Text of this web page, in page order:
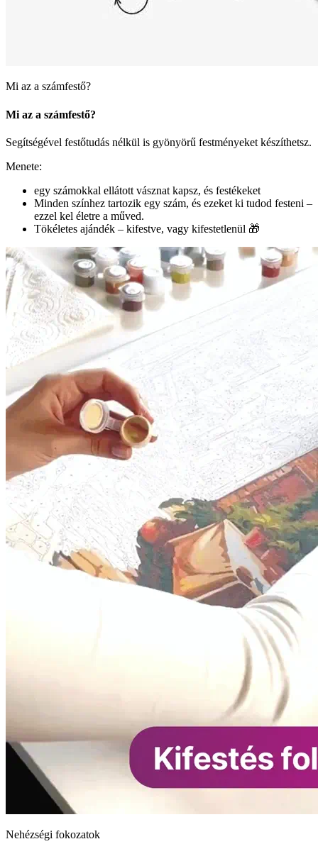
Mi az a számfestő?
Mi az a számfestő?
Segítségével festőtudás nélkül is gyönyörű festményeket készíthetsz.
Menete:
egy számokkal ellátott vásznat kapsz, és festékeket
Minden színhez tartozik egy szám, és ezeket ki tudod festeni –
ezzel kel életre a műved.
Tökéletes ajándék – kifestve, vagy kifestetlenül 🎁
Nehézségi fokozatok